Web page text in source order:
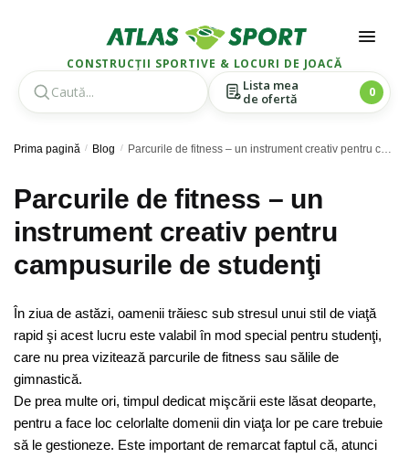
CONSTRUCȚII SPORTIVE & LOCURI DE JOACĂ
Lista mea
de ofertă
0
Prima pagină / Blog / Parcurile de fitness – un instrument creativ pentru campusurile de studenţi
Parcurile de fitness – un
instrument creativ pentru
campusurile de studenţi
În ziua de astăzi, oamenii trăiesc sub stresul unui stil de viaţă
rapid şi acest lucru este valabil în mod special pentru studenţi,
care nu prea vizitează parcurile de fitness sau sălile de
gimnastică.
De prea multe ori, timpul dedicat mişcării este lăsat deoparte,
pentru a face loc celorlalte domenii din viaţa lor pe care trebuie
să le gestioneze. Este important de remarcat faptul că, atunci